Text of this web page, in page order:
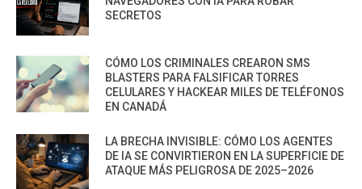
SECRETOS
CÓMO LOS CRIMINALES CREARON SMS
BLASTERS PARA FALSIFICAR TORRES
CELULARES Y HACKEAR MILES DE TELÉFONOS
EN CANADÁ
LA BRECHA INVISIBLE: CÓMO LOS AGENTES
DE IA SE CONVIRTIERON EN LA SUPERFICIE DE
ATAQUE MÁS PELIGROSA DE 2025–2026